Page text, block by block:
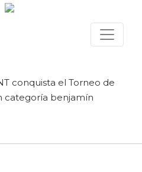
conquista el Torneo de
categoría benjamín